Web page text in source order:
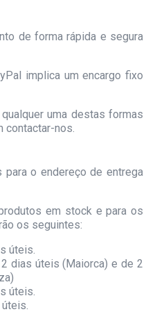
de forma rápida e segura
implica um encargo fixo
uma destas formas
contactar-nos.
o endereço de entrega
em stock e para os
os seguintes:
úteis.
dias úteis (Maiorca) e de 2
úteis.